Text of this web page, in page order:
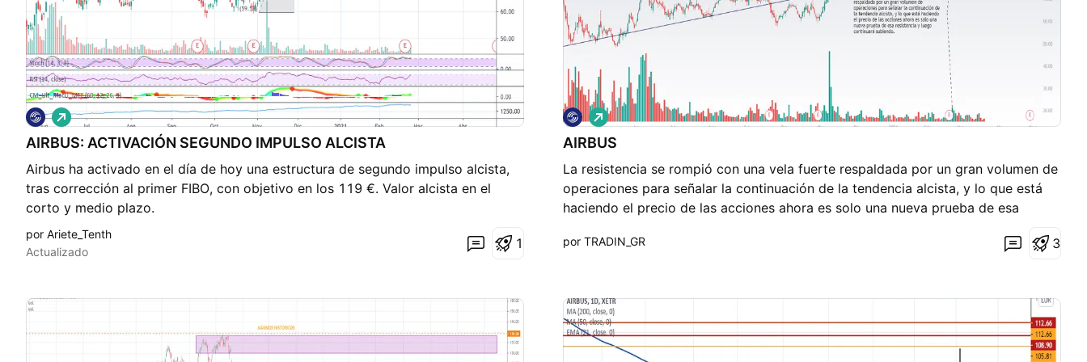
AIRBUS: ACTIVACIÓN SEGUNDO IMPULSO ALCISTA
Airbus ha activado en el día de hoy una estructura de segundo impulso alcista,
tras corrección al primer FIBO, con objetivo en los 119 €. Valor alcista en el
corto y medio plazo.
L
a
r
o
por Ariete_Tenth
Actualizado
1
AIRBUS
La resistencia se rompió con una vela fuerte respaldada por un gran volumen de
operaciones para señalar la continuación de la tendencia alcista, y lo que está
haciendo el precio de las acciones ahora es solo una nueva prueba de esa
L
a
r
o
por TRADIN_GR 3